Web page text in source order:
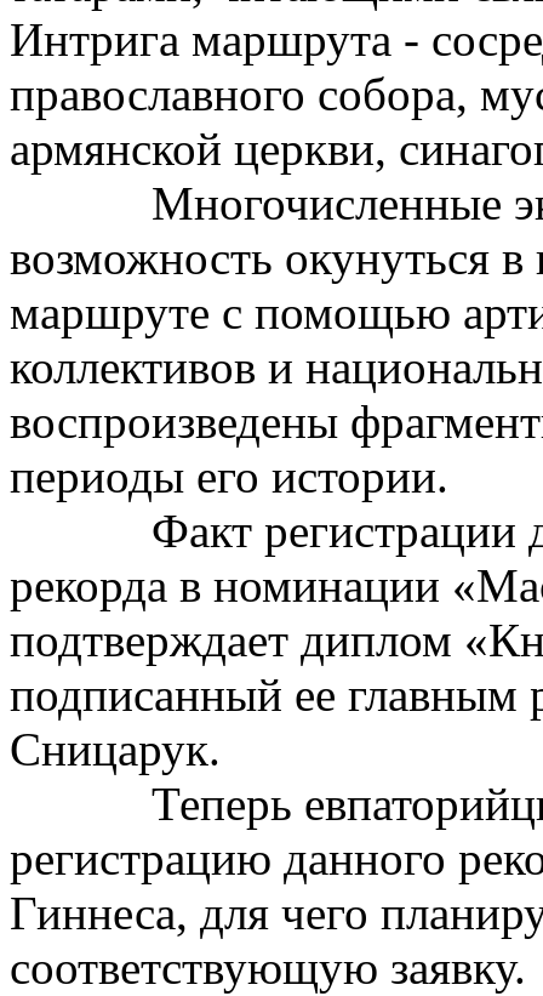
Интрига маршрута -
православного собора,
армянской церкви,
Многочисленные
возможность окунуться в
маршруте с помощью
коллективов и
воспроизведены
периоды его истории.
Факт регистрации
рекорда в номинации
подтверждает диплом
подписанный ее главным
Сницарук.
Теперь евпаторийцы
регистрацию данного
Гиннеса, для чего
соответствующую заявку.